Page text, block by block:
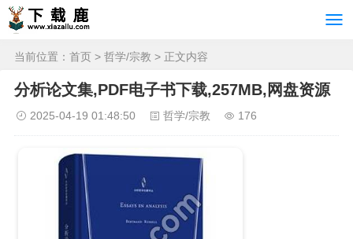
当前位置： 首页 > 哲学/宗教 > 正文内容
分析论文集,PDF电子书下载,257MB,网盘资源
2025-04-19 01:48:50 哲学/宗教 176